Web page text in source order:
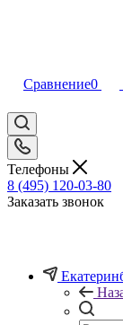
Сравнение0
Телефоны
8 (495) 120-03-80
Заказать звонок